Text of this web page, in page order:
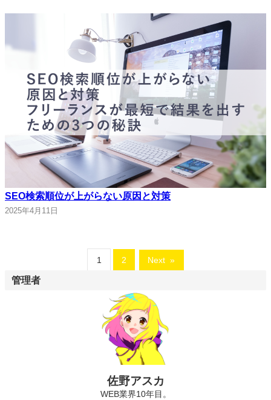
SEO検索順位が上がらない原因と対策
2025年4月11日
1 2 Next »
管理者
佐野アスカ
WEB業界10年目。